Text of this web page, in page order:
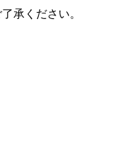
承ください。